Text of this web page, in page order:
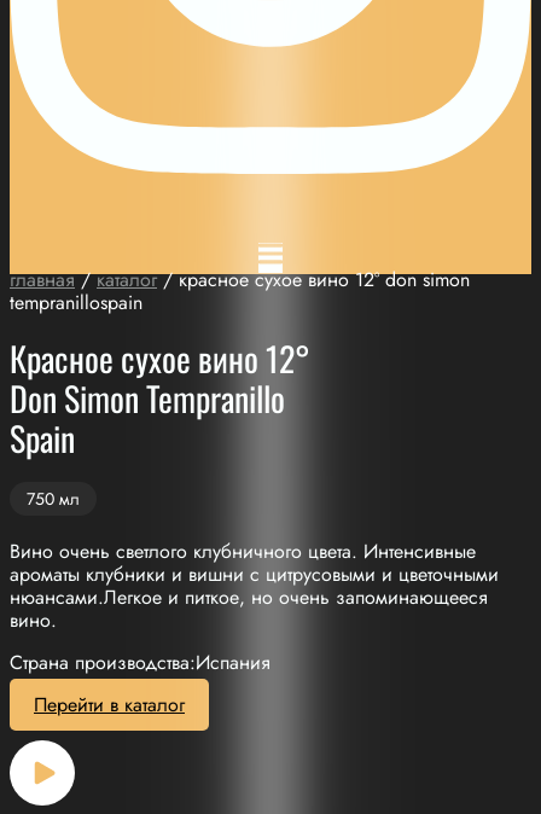
главная/каталог/ красное сухое вино 12° don simon
tempranillospain
Красное сухое вино 12°
Don Simon Tempranillo
Spain
750 мл
Вино очень светлого клубничного цвета. Интенсивные
ароматы клубники и вишни с цитрусовыми и цветочными
нюансами.Легкое и питкое, но очень запоминающееся
вино.
Страна производства:Испания
Перейти в каталог